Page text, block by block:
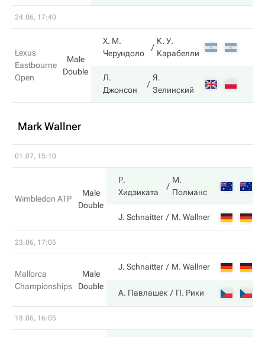
24.06, 17:40
Lexus
Eastbourne
Open
Male
Double
Х. М.
Черундоло
К. У.
Карабелли
Л.
Джонсон
Я.
Зелинский
Mark Wallner
01.07, 15:10
Wimbledon ATP
Male
Double
Р.
Хидзиката
М.
Полманс
J. Schnaitter M. Wallner
23.06, 17:05
Mallorca
Championships
Male
Double
J. Schnaitter M. Wallner
А. Павлашек П. Рики
18.06, 16:05